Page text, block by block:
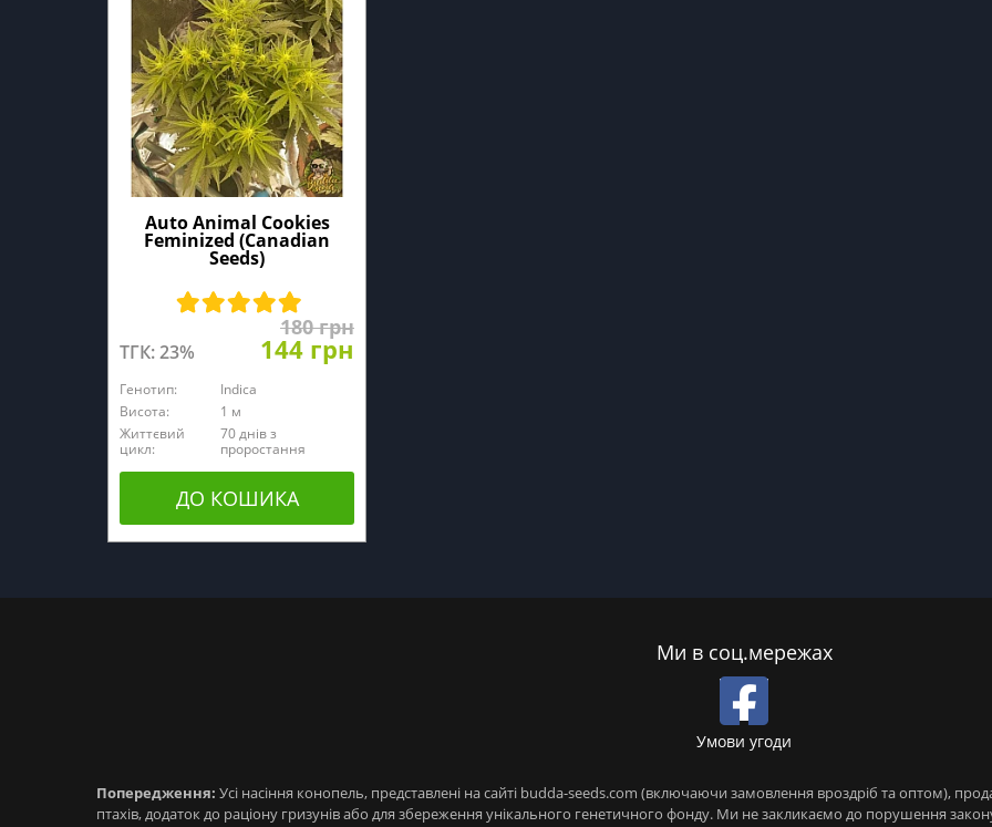
Auto Animal Cookies
Feminized (Canadian
Seeds)
ТГК: 23%
180 грн
144 грн
Генотип:
Indica
Висота:
1 м
Життєвий
цикл:
70 днів з
проростання
ДО КОШИКА
Ми в соц.мережах
Умови угоди
Попередження: Усі насіння конопель, представлені на сайті budda-seeds.com (включаючи замовлення вроздріб та оптом),
птахів, додаток до раціону гризунів або для збереження унікального генетичного фонду. Ми не закликаємо до порушення